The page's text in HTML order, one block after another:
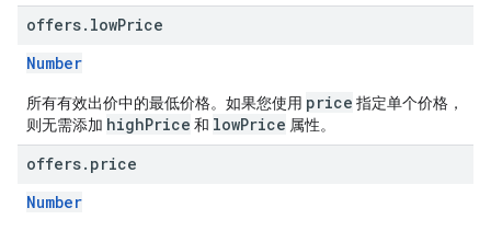
offers. lowPrice
Number
所有有效出价中的最低价格。如果您使用 price 指定单个价格，
则无需添加 highPrice 和 lowPrice 属性。
offers. price
Number